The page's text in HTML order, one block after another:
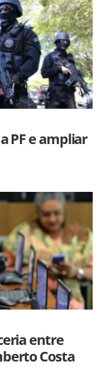
PF e ampliar
entre
Costa